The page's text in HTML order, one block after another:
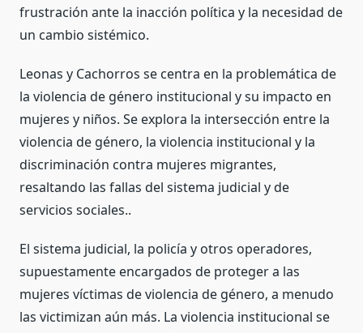
frustración ante la inacción política y la necesidad de
un cambio sistémico.
Leonas y Cachorros se centra en la problemática de
la violencia de género institucional y su impacto en
mujeres y niños. Se explora la intersección entre la
violencia de género, la violencia institucional y la
discriminación contra mujeres migrantes,
resaltando las fallas del sistema judicial y de
servicios sociales..
El sistema judicial, la policía y otros operadores,
supuestamente encargados de proteger a las
mujeres víctimas de violencia de género, a menudo
las victimizan aún más. La violencia institucional se